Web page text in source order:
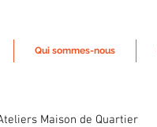
Qui sommes-nous
Maison de Quartier